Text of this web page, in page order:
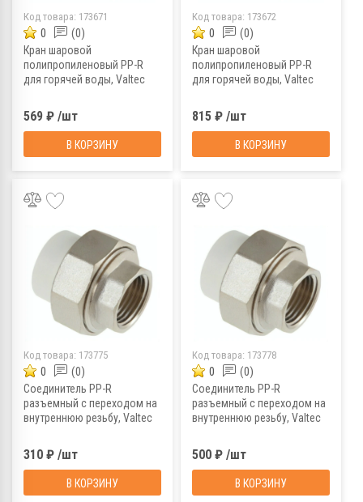
Код товара: 173671
0 (0)
Кран шаровой
полипропиленовый PP-R
для горячей воды, Valtec
569 ₽ /шт
В КОРЗИНУ
Код товара: 173672
0 (0)
Кран шаровой
полипропиленовый PP-R
для горячей воды, Valtec
815 ₽ /шт
В КОРЗИНУ
Код товара: 173775
0 (0)
Соединитель PP-R
разъемный с переходом на
внутреннюю резьбу, Valtec
310 ₽ /шт
В КОРЗИНУ
Код товара: 173778
0 (0)
Соединитель PP-R
разъемный с переходом на
внутреннюю резьбу, Valtec
500 ₽ /шт
В КОРЗИНУ